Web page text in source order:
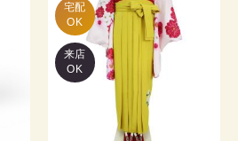
宅配
OK
来店
OK